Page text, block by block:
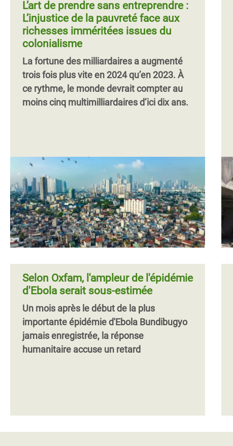
L’art de prendre sans entreprendre :
L’injustice de la pauvreté face aux
richesses imméritées issues du
colonialisme
La fortune des milliardaires a augmenté
trois fois plus vite en 2024 qu’en 2023. À
ce rythme, le monde devrait compter au
moins cinq multimilliardaires d’ici dix ans.
Selon Oxfam, l'ampleur de l'épidémie
d'Ebola serait sous-estimée
Un mois après le début de la plus
importante épidémie d'Ebola Bundibugyo
jamais enregistrée, la réponse
humanitaire accuse un retard